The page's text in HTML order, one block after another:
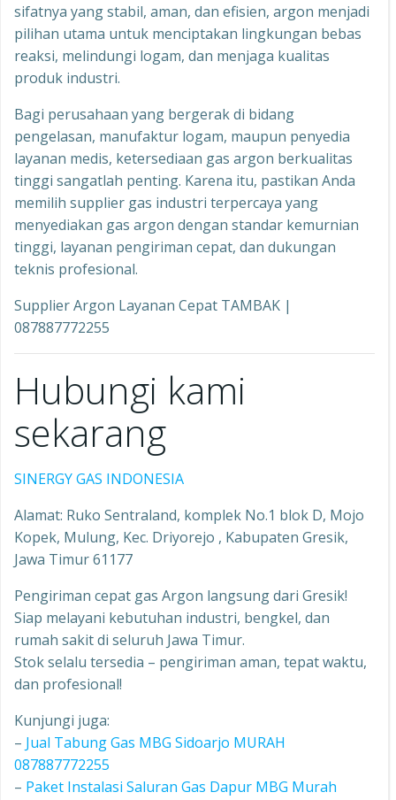
sifatnya yang stabil, aman, dan efisien, argon menjadi
pilihan utama untuk menciptakan lingkungan bebas
reaksi, melindungi logam, dan menjaga kualitas
produk industri.
Bagi perusahaan yang bergerak di bidang
pengelasan, manufaktur logam, maupun penyedia
layanan medis, ketersediaan gas argon berkualitas
tinggi sangatlah penting. Karena itu, pastikan Anda
memilih supplier gas industri terpercaya yang
menyediakan gas argon dengan standar kemurnian
tinggi, layanan pengiriman cepat, dan dukungan
teknis profesional.
Supplier Argon Layanan Cepat TAMBAK |
087887772255
Hubungi kami
sekarang
SINERGY GAS INDONESIA
Alamat: Ruko Sentraland, komplek No.1 blok D, Mojo
Kopek, Mulung, Kec. Driyorejo , Kabupaten Gresik,
Jawa Timur 61177
Pengiriman cepat gas Argon langsung dari Gresik!
Siap melayani kebutuhan industri, bengkel, dan
rumah sakit di seluruh Jawa Timur.
Stok selalu tersedia – pengiriman aman, tepat waktu,
dan profesional!
Kunjungi juga:
– Jual Tabung Gas MBG Sidoarjo MURAH
087887772255
– Paket Instalasi Saluran Gas Dapur MBG Murah